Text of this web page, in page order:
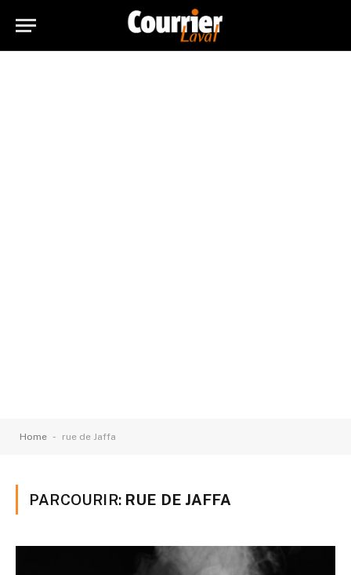
Home - rue de Jaffa
PARCOURIR: RUE DE JAFFA